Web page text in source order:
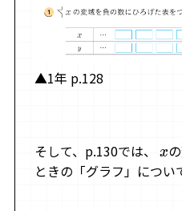
▲1年 p.128
そして、p.130では、 x
ときの「グラフ」につい